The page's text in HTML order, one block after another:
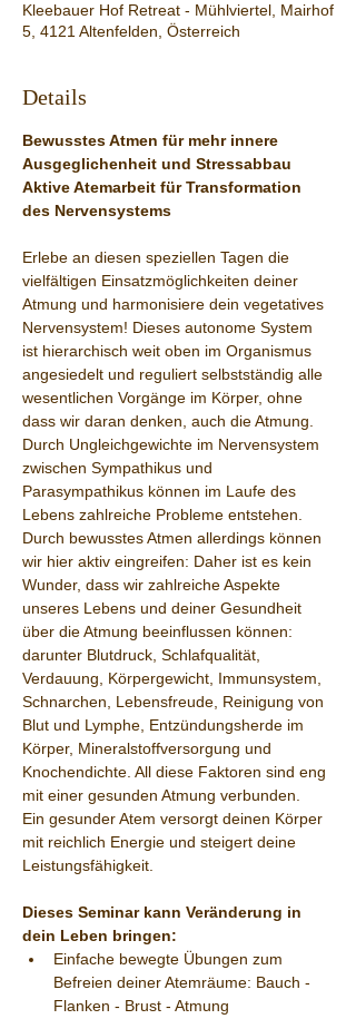
Kleebauer Hof Retreat - Mühlviertel, Mairhof
5, 4121 Altenfelden, Österreich
Details
Bewusstes Atmen für mehr innere
Ausgeglichenheit und Stressabbau
Aktive Atemarbeit für Transformation
des Nervensystems
Erlebe an diesen speziellen Tagen die
vielfältigen Einsatzmöglichkeiten deiner
Atmung und harmonisiere dein vegetatives
Nervensystem! Dieses autonome System
ist hierarchisch weit oben im Organismus
angesiedelt und reguliert selbstständig alle
wesentlichen Vorgänge im Körper, ohne
dass wir daran denken, auch die Atmung.
Durch Ungleichgewichte im Nervensystem
zwischen Sympathikus und
Parasympathikus können im Laufe des
Lebens zahlreiche Probleme entstehen.
Durch bewusstes Atmen allerdings können
wir hier aktiv eingreifen: Daher ist es kein
Wunder, dass wir zahlreiche Aspekte
unseres Lebens und deiner Gesundheit
über die Atmung beeinflussen können:
darunter Blutdruck, Schlafqualität,
Verdauung, Körpergewicht, Immunsystem,
Schnarchen, Lebensfreude, Reinigung von
Blut und Lymphe, Entzündungsherde im
Körper, Mineralstoffversorgung und
Knochendichte. All diese Faktoren sind eng
mit einer gesunden Atmung verbunden.
Ein gesunder Atem versorgt deinen Körper
mit reichlich Energie und steigert deine
Leistungsfähigkeit.
Dieses Seminar kann Veränderung in
dein Leben bringen:
Einfache bewegte Übungen zum
Befreien deiner Atemräume: Bauch -
Flanken - Brust - Atmung